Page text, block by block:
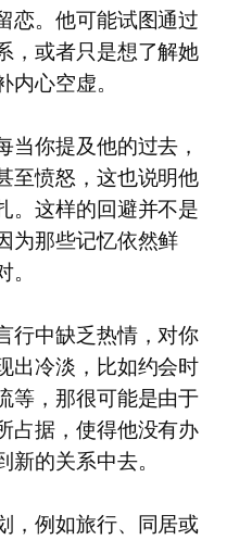
恋。他可能试图通过
，或者只是想了解她
心空虚。
当你提及他的过去，
至愤怒，这也说明他
。这样的回避并不是
为那些记忆依然鲜
行中缺乏热情，对你
出冷淡，比如约会时
等，那很可能是由于
占据，使得他没有办
的关系中去。
，例如旅行、同居或